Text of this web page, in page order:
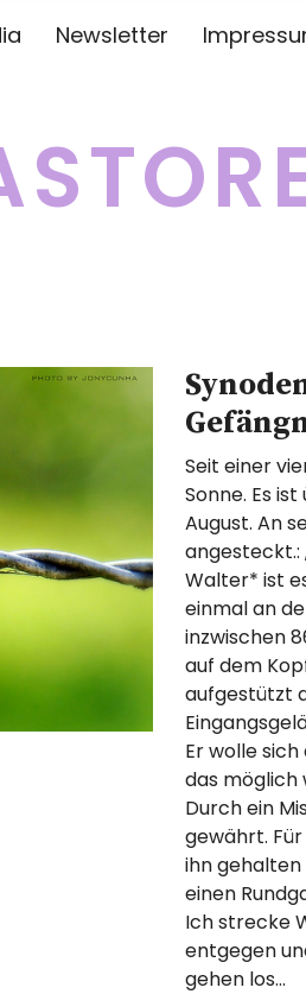
Newsletter
Seit einer
Sonne. Es
August. An
angesteckt.:
Walter* ist
einmal an
inzwischen
auf dem
aufgestützt
Er wolle
das
Durch ein
gewährt.
ihn
einen
Ich strecke
entgegen
gehen los…